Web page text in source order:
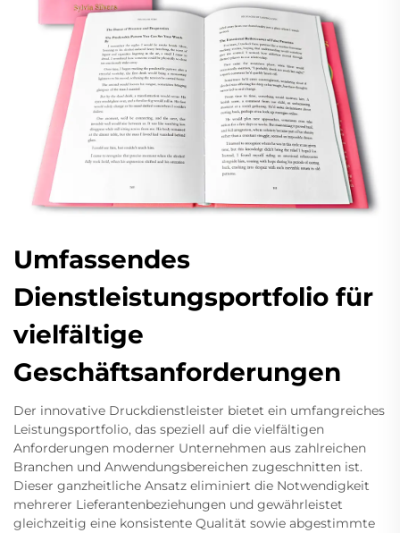
Umfassendes
Dienstleistungsportfolio für
vielfältige
Geschäftsanforderungen
Der innovative Druckdienstleister bietet ein umfangreiches
Leistungsportfolio, das speziell auf die vielfältigen
Anforderungen moderner Unternehmen aus zahlreichen
Branchen und Anwendungsbereichen zugeschnitten ist.
Dieser ganzheitliche Ansatz eliminiert die Notwendigkeit
mehrerer Lieferantenbeziehungen und gewährleistet
gleichzeitig eine konsistente Qualität sowie abgestimmte